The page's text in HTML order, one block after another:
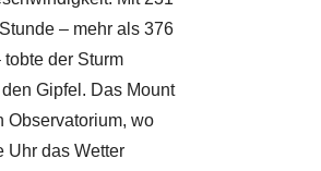
– mehr als 376
tobte der Sturm
Gipfel. Das Mount
Observatorium, wo
Uhr das Wetter